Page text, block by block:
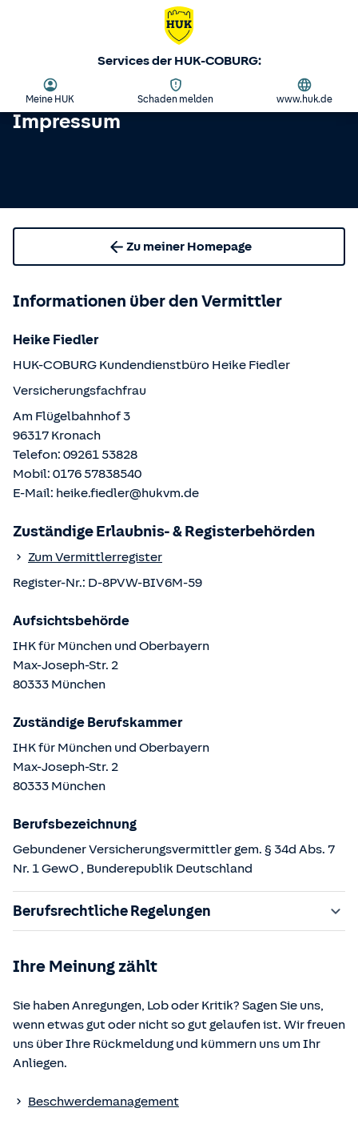
Services der HUK-COBURG:
Meine HUK Schaden melden www.huk.de
Impressum
Zu meiner Homepage
Informationen über den Vermittler
Heike Fiedler
HUK-COBURG Kundendienstbüro Heike Fiedler
Versicherungsfachfrau
Am Flügelbahnhof 3
96317 Kronach
Telefon: 09261 53828
Mobil: 0176 57838540
E-Mail: heike.fiedler@hukvm.de
Zuständige Erlaubnis- & Registerbehörden
Zum Vermittlerregister
Register-Nr.: D-8PVW-BIV6M-59
Aufsichtsbehörde
IHK für München und Oberbayern
Max-Joseph-Str. 2
80333 München
Zuständige Berufskammer
IHK für München und Oberbayern
Max-Joseph-Str. 2
80333 München
Berufsbezeichnung
Gebundener Versicherungsvermittler gem. § 34d Abs. 7
Nr. 1 GewO , Bunderepublik Deutschland
Berufsrechtliche Regelungen
§§ 59 – 68 Gesetz über den Versicherungsvertrag
§ 48b Versicherungsaufsichtsgesetz (VAG)
Verordnung über die Versicherungsvermittlung und -
Die berufsrechtlichen Regelungen können über die vom
Ihre Meinung zählt
Sie haben Anregungen, Lob oder Kritik? Sagen Sie uns,
wenn etwas gut oder nicht so gut gelaufen ist. Wir freuen
uns über Ihre Rückmeldung und kümmern uns um Ihr
Anliegen.
Beschwerdemanagement